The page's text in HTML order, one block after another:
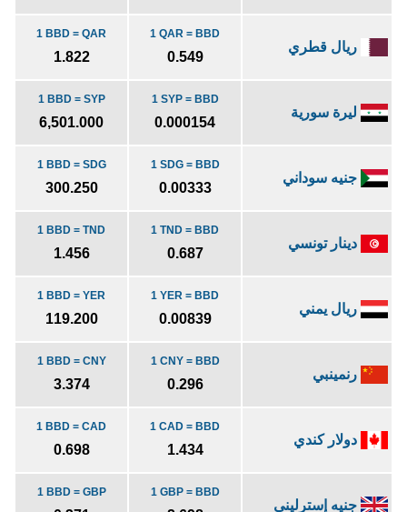
ريال قطري
1 QAR = BBD
0.549
1 BBD = QAR
1.822
ليرة سورية
1 SYP = BBD
0.000154
1 BBD = SYP
6,501.000
جنيه سوداني
1 SDG = BBD
0.00333
1 BBD = SDG
300.250
دينار تونسي
1 TND = BBD
0.687
1 BBD = TND
1.456
ريال يمني
1 YER = BBD
0.00839
1 BBD = YER
119.200
رنمينبي
1 CNY = BBD
0.296
1 BBD = CNY
3.374
دولار كندي
1 CAD = BBD
1.434
1 BBD = CAD
0.698
جنيه إسترليني
1 GBP = BBD
1 BBD = GBP